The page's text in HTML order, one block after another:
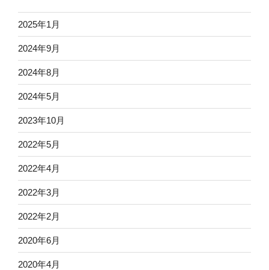
2025年1月
2024年9月
2024年8月
2024年5月
2023年10月
2022年5月
2022年4月
2022年3月
2022年2月
2020年6月
2020年4月